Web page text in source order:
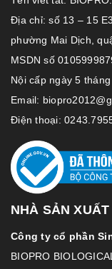
Địa chỉ: số 13 – 15
phường Mai Dịch,
MSDN số
Nội cấp ngày 5
Email:
Điện thoại:
NHÀ SẢN XUẤT
Công ty cổ phần
BIOPRO